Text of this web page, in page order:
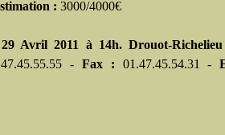
: 3000/4000€
29 Avril 2011 à 14h. Drouot-
- Fax : 01.47.45.54.31 -